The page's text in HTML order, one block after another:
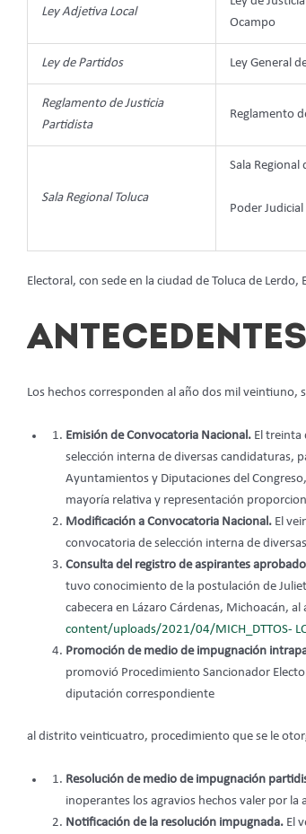
Ley Adjetiva Local
Ocampo
Ley de Partidos Ley General
Reglamento de Justicia
Partidista
Reglamento
Sala Regional Toluca
Sala Regional
Poder
Electoral, con sede en la ciudad de Toluca de Lerdo,
Los hechos corresponden al año dos mil veintiuno,
Emisión de Convocatoria Nacional. El treinta
selección interna de diversas candidaturas,
Ayuntamientos y Diputaciones del
mayoría relativa y representación
Modificación a Convocatoria Nacional. El
convocatoria de selección interna de
Consulta del registro de aspirantes
tuvo conocimiento de la postulación de
cabecera en Lázaro Cárdenas, Michoacán,
content/uploads/2021/04/MICH_DTTOS-
Promoción de medio de impugnación
promovió Procedimiento Sancionador
diputación correspondiente
al distrito veinticuatro, procedimiento que se le
Resolución de medio de impugnación
inoperantes los agravios hechos valer por la
Notificación de la resolución impugnada. El